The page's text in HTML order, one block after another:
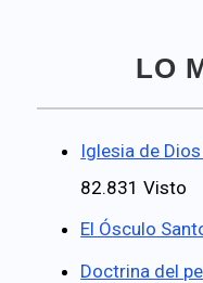
LO
Iglesia de
82.831 Visto
El Ósculo
Doctrina del